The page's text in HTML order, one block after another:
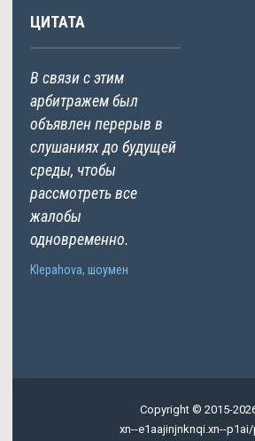
ЦИТАТА
В связи с этим
арбитражем был
объявлен перерыв в
слушаниях до будущей
среды, чтобы
рассмотреть все
жалобы
одновременно.
Klepahova, шоумен
Copyright © 2015-
xn--e1aajinjnknqi.xn--